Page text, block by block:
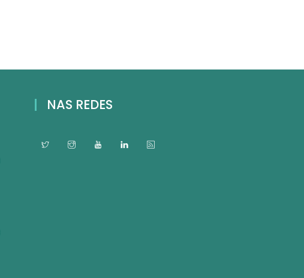
NAS REDES